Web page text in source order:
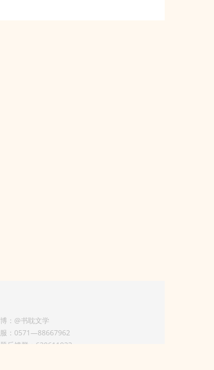
：@书耽文学
：0571—88667962
反馈群：630611933